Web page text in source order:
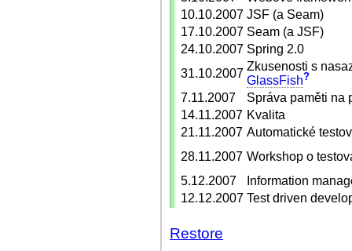
10.10.2007 JSF (a Seam)
17.10.2007 Seam (a JSF)
24.10.2007 Spring 2.0
31.10.2007
Zkusenosti s
GlassFish?
7.11.2007
Správa paměti na
14.11.2007 Kvalita
21.11.2007 Automatické
28.11.2007 Workshop o
5.12.2007
Information
12.12.2007 Test driven
Restore